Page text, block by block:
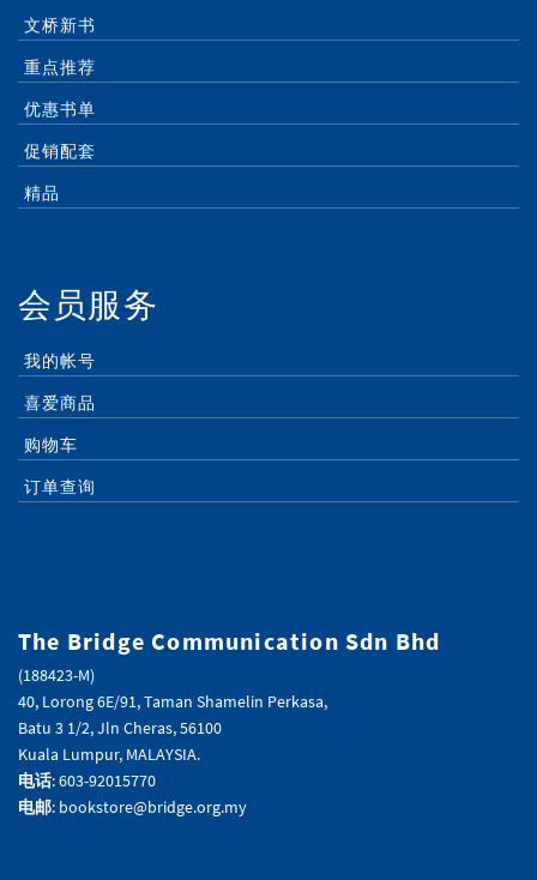
文桥新书
重点推荐
优惠书单
促销配套
精品
会员服务
我的帐号
喜爱商品
购物车
订单查询
The Bridge Communication Sdn Bhd
(188423-M)
40, Lorong 6E/91, Taman Shamelin Perkasa,
Batu 3 1/2, Jln Cheras, 56100
Kuala Lumpur, MALAYSIA.
电话: 603-92015770
电邮: bookstore@bridge.org.my